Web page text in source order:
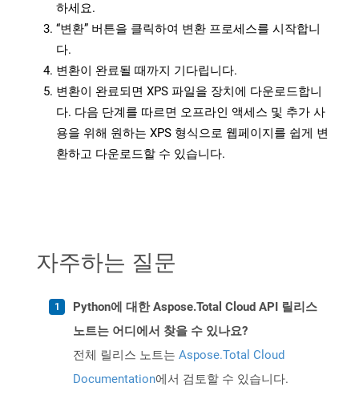
하세요.
“변환” 버튼을 클릭하여 변환 프로세스를 시작합니
다.
변환이 완료될 때까지 기다립니다.
변환이 완료되면 XPS 파일을 장치에 다운로드합니
다. 다음 단계를 따르면 오프라인 액세스 및 추가 사
용을 위해 원하는 XPS 형식으로 웹페이지를 쉽게 변
환하고 다운로드할 수 있습니다.
자주하는 질문
Python에 대한 Aspose.Total Cloud API 릴리스
노트는 어디에서 찾을 수 있나요?
전체 릴리스 노트는 Aspose.Total Cloud
Documentation에서 검토할 수 있습니다.